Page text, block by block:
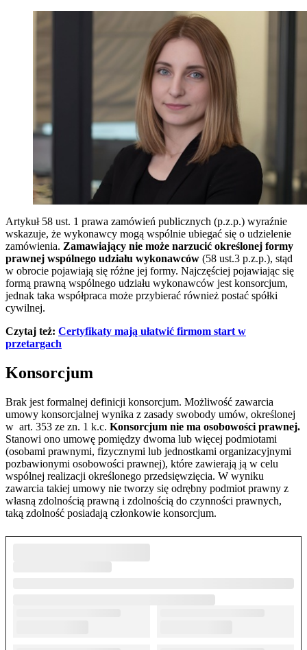
Artykuł 58 ust. 1 prawa zamówień publicznych (p.z.p.) wyraźnie
wskazuje, że wykonawcy mogą wspólnie ubiegać się o udzielenie
zamówienia. Zamawiający nie może narzucić określonej formy
prawnej wspólnego udziału wykonawców (58 ust.3 p.z.p.), stąd
w obrocie pojawiają się różne jej formy. Najczęściej pojawiając się
formą prawną wspólnego udziału wykonawców jest konsorcjum,
jednak taka współpraca może przybierać również postać spółki
cywilnej.
Czytaj też: Certyfikaty mają ułatwić firmom start w
przetargach
Konsorcjum
Brak jest formalnej definicji konsorcjum. Możliwość zawarcia
umowy konsorcjalnej wynika z zasady swobody umów, określonej
w art. 353 ze zn. 1 k.c. Konsorcjum nie ma osobowości prawnej.
Stanowi ono umowę pomiędzy dwoma lub więcej podmiotami
(osobami prawnymi, fizycznymi lub jednostkami organizacyjnymi
pozbawionymi osobowości prawnej), które zawierają ją w celu
wspólnej realizacji określonego przedsięwzięcia. W wyniku
zawarcia takiej umowy nie tworzy się odrębny podmiot prawny z
własną zdolnością prawną i zdolnością do czynności prawnych,
taką zdolność posiadają członkowie konsorcjum.